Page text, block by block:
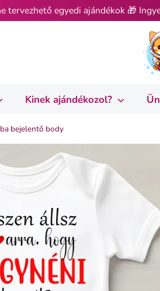
tervezhető egyedi ajándékok 🎁
Kinek ajándékozol?
bejelentő body